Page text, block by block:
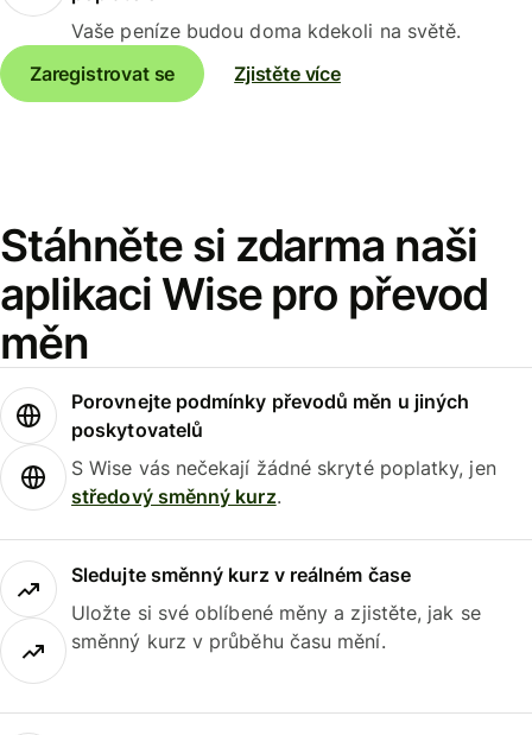
Vaše peníze budou doma kdekoli na světě.
Zaregistrovat se
Zjistěte více
Stáhněte si zdarma naši
aplikaci Wise pro převod
měn
Porovnejte podmínky převodů měn u jiných
poskytovatelů
S Wise vás nečekají žádné skryté poplatky, jen
středový směnný kurz.
Sledujte směnný kurz v reálném čase
Uložte si své oblíbené měny a zjistěte, jak se
směnný kurz v průběhu času mění.